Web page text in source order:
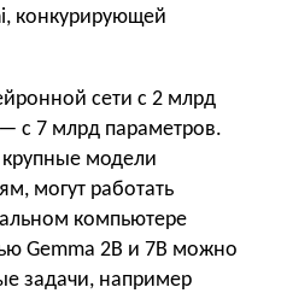
конкурирующей
сети с 2 млрд
с 7 млрд параметров.
модели
могут работать
компьютере
Gemma 2B и 7B можно
задачи, например